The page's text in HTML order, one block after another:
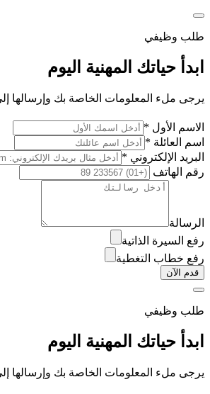
طلب وظيفي
ابدأ حياتك المهنية اليوم
يرجى ملء المعلومات الخاصة بك وإرسالها
الاسم الأول *
اسم العائلة *
البريد الإلكتروني *
رقم الهاتف
الرسالة
رفع السيرة الذاتية
رفع خطاب التغطية
قدم الآن
طلب وظيفي
ابدأ حياتك المهنية اليوم
يرجى ملء المعلومات الخاصة بك وإرسالها